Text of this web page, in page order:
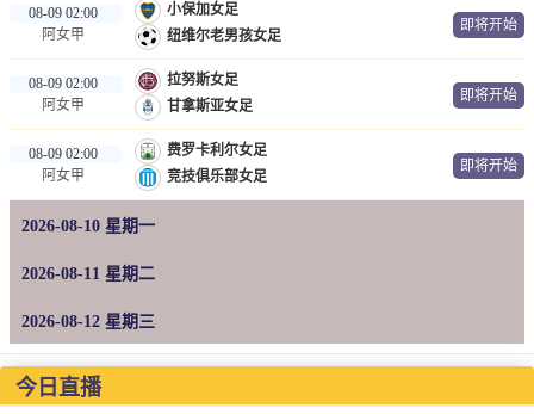
意甲
世界杯
欧冠杯
中超
篮球直播
NBA
CBA
录像
08-09 02:00
阿女甲
小保加女足
纽维尔老男孩女足
即将开始
08-09 02:00
阿女甲
拉努斯女足
甘拿斯亚女足
即将开始
08-09 02:00
阿女甲
费罗卡利尔女足
竞技俱乐部女足
即将开始
2026-08-10 星期一
2026-08-11 星期二
2026-08-12 星期三
今日直播